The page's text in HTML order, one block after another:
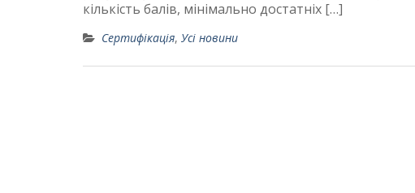
кількість балів, мінімально достатніх […]
Сертифікація, Усі новини